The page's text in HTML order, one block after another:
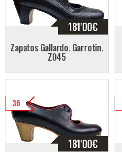
181'00€
Zapatos Gallardo. Garrotin.
Z045
36
181'00€